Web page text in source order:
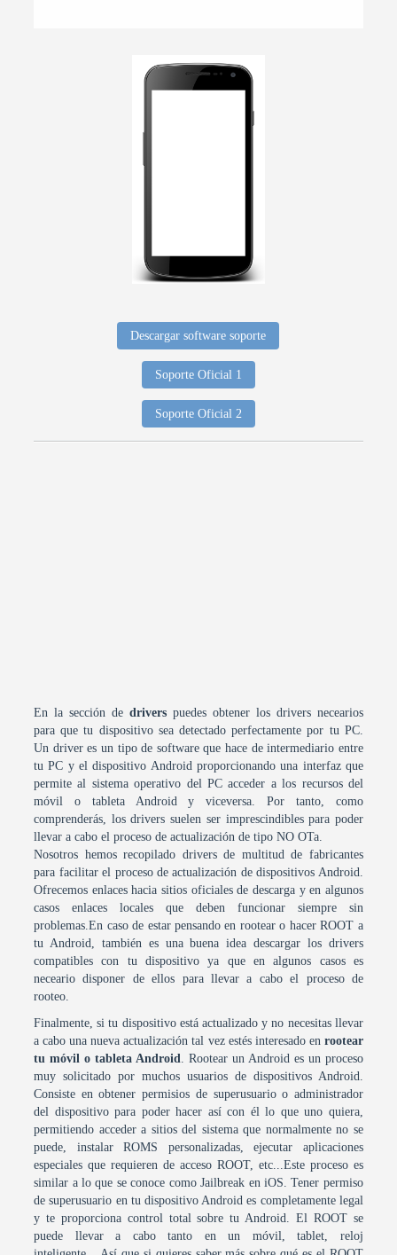
Descargar software soporte
Soporte Oficial 1
Soporte Oficial 2
En la sección dedrivers puedes obtener los drivers necearios
para que tu dispositivo sea detectado perfectamente por tu PC.
Un driver es un tipo de software que hace de intermediario entre
tu PC y el dispositivo Android proporcionando una interfaz que
permite al sistema operativo del PC acceder a los recursos del
móvil o tableta Android y viceversa. Por tanto, como
comprenderás, los drivers suelen ser imprescindibles para poder
llevar a cabo el proceso de actualización de tipo NO OTa.
Nosotros hemos recopilado drivers de multitud de fabricantes
para facilitar el proceso de actualización de dispositivos Android.
Ofrecemos enlaces hacia sitios oficiales de descarga y en algunos
casos enlaces locales que deben funcionar siempre sin
problemas.En caso de estar pensando en rootear o hacer ROOT a
tu Android, también es una buena idea descargar los drivers
compatibles con tu dispositivo ya que en algunos casos es
neceario disponer de ellos para llevar a cabo el proceso de
rooteo.
Finalmente, si tu dispositivo está actualizado y no necesitas llevar
a cabo una nueva actualización tal vez estés interesado en rootear
tu móvil o tableta Android
. Rootear un Android es un proceso
muy solicitado por muchos usuarios de dispositivos Android.
Consiste en obtener permisios de superusuario o administrador
del dispositivo para poder hacer así con él lo que uno quiera,
permitiendo acceder a sitios del sistema que normalmente no se
puede, instalar ROMS personalizadas, ejecutar aplicaciones
especiales que requieren de acceso ROOT, etc...Este proceso es
similar a lo que se conoce como Jailbreak en iOS. Tener permiso
de superusuario en tu dispositivo Android es completamente legal
y te proporciona control total sobre tu Android. El ROOT se
puede llevar a cabo tanto en un móvil, tablet, reloj